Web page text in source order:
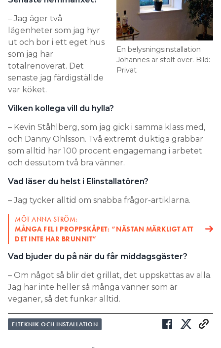
En belysningsinstallation
Johannes är stolt över. Bild:
Privat
– Jag äger två
lägenheter som jag hyr
ut och bor i ett eget hus
som jag har
totalrenoverat. Det
senaste jag färdigställde
var köket.
Vilken kollega vill du hylla?
– Kevin Ståhlberg, som jag gick i samma klass med,
och Danny Ohlsson. Två extremt duktiga grabbar
som alltid har 100 procent engagemang i arbetet
och dessutom två bra vänner.
Vad läser du helst i Elinstallatören?
– Jag tycker alltid om snabba frågor-artiklarna.
MÖT ANNA STRÖM:
MÅNGA FEL I PROPPSKÅPET: ”NÄSTAN MÄRKLIGT ATT
DET INTE HAR BRUNNIT”
Vad bjuder du på när du får middagsgäster?
– Om något så blir det grillat, det uppskattas av alla.
Jag har inte heller så många vänner som är
veganer, så det funkar alltid.
ELTEKNIK OCH INSTALLATION